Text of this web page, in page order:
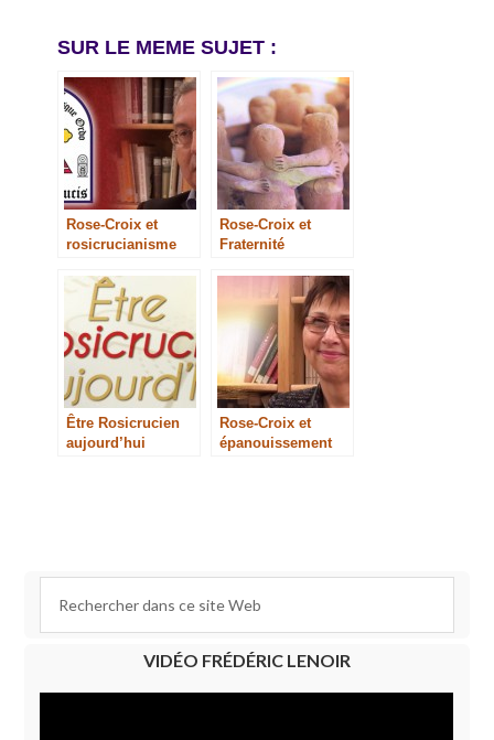
SUR LE MEME SUJET :
Rose-Croix et
rosicrucianisme
Rose-Croix et
Fraternité
Être Rosicrucien
aujourd’hui
Rose-Croix et
épanouissement
VIDÉO FRÉDÉRIC LENOIR